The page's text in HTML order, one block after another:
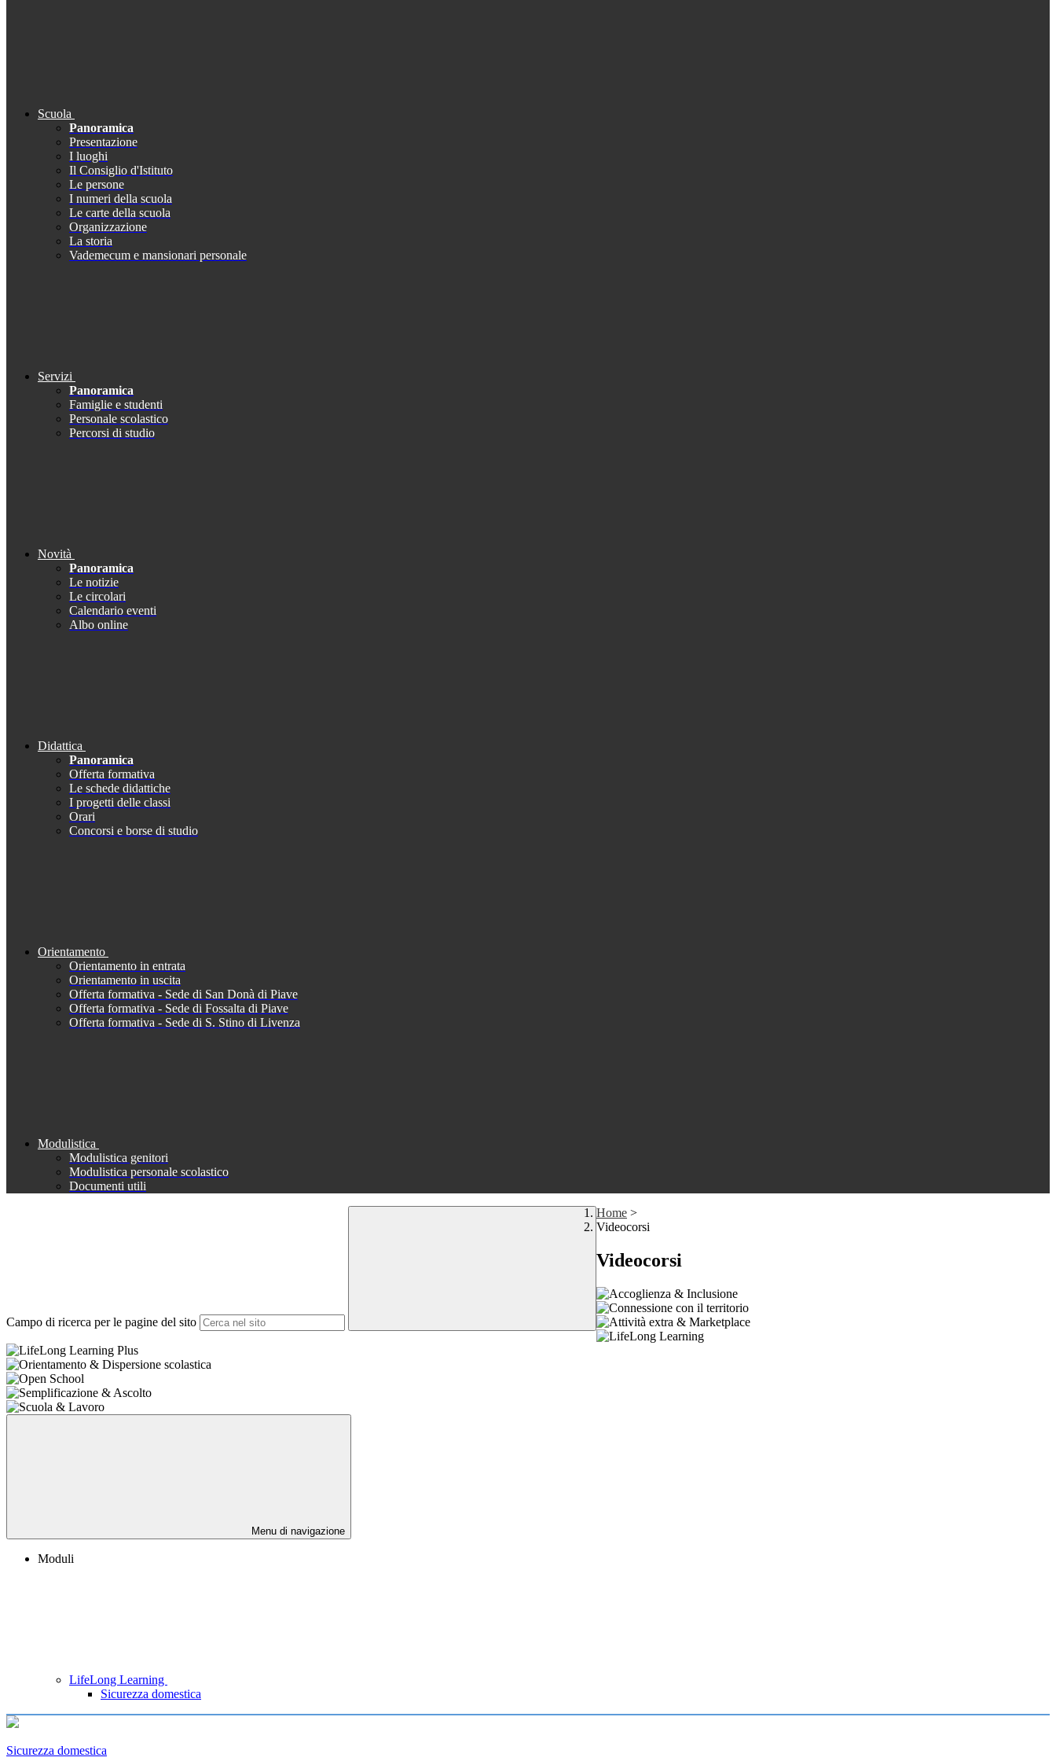
Scuola
Panoramica
Presentazione
I luoghi
Il Consiglio d'Istituto
Le persone
I numeri della scuola
Le carte della scuola
Organizzazione
La storia
Vademecum e mansionari personale
Servizi
Panoramica
Famiglie e studenti
Personale scolastico
Percorsi di studio
Novità
Panoramica
Le notizie
Le circolari
Calendario eventi
Albo online
Didattica
Panoramica
Offerta formativa
Le schede didattiche
I progetti delle classi
Orari
Concorsi e borse di studio
Orientamento
Orientamento in entrata
Orientamento in uscita
Offerta formativa - Sede di San Donà di Piave
Offerta formativa - Sede di Fossalta di Piave
Offerta formativa - Sede di S. Stino di Livenza
Modulistica
Modulistica genitori
Modulistica personale scolastico
Documenti utili
Campo di ricerca per le pagine del sito
Home >
Videocorsi
Videocorsi
Menu di navigazione
Moduli
LifeLong Learning
Sicurezza domestica
Sicurezza domestica